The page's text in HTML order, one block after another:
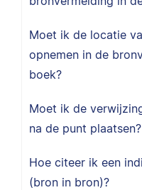
Moet ik de locatie
opnemen in de
boek?
Moet ik de
na de punt plaatsen?
Hoe citeer ik een
(bron in bron)?